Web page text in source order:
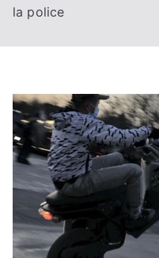
la police